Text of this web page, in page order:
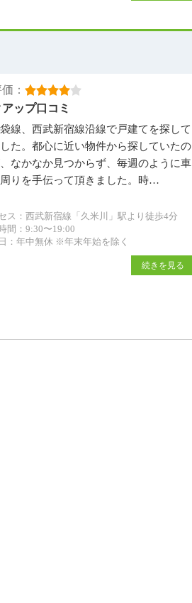
：
アップ口コミ
線、西武新宿線沿線で戸建てを探して
た。都心に近い物件から探していたの
なかなか見つからず、毎週のように車
りを手伝って頂きました。時…
ス：西武新宿線「久米川」駅より徒歩4分
間：9:30〜19:00
：年中無休 ※年末年始を除く
続きを見る